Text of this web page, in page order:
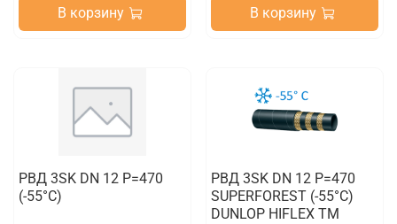
В корзину В корзину
РВД 3SK DN 12 P=470
(-55°C)
РВД 3SK DN 12 P=470
SUPERFOREST (-55°C)
DUNLOP HIFLEX TM